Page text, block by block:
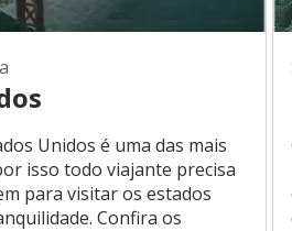
Unidos é uma das mais
isso todo viajante precisa
para visitar os estados
Confira os